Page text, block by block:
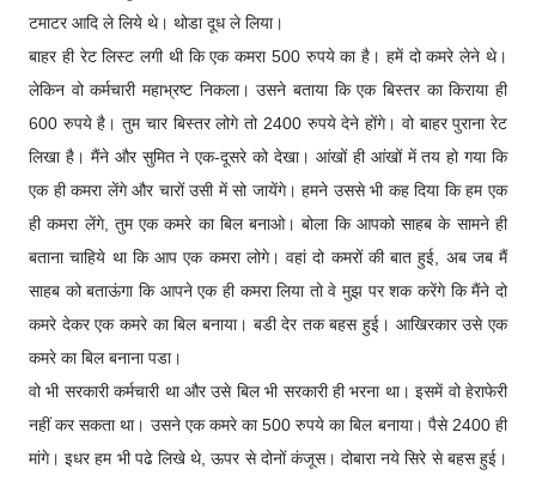
टमाटर आदि ले लिये थे। थोडा दूध ले लिया।
बाहर ही रेट लिस्ट लगी थी कि एक कमरा 500 रुपये का है। हमें दो कमरे लेने थे।
लेकिन वो कर्मचारी महाभ्रष्ट निकला। उसने बताया कि एक बिस्तर का किराया ही
600 रुपये है। तुम चार बिस्तर लोगे तो 2400 रुपये देने होंगे। वो बाहर पुराना रेट
लिखा है। मैंने और सुमित ने एक-दूसरे को देखा। आंखों ही आंखों में तय हो गया कि
एक ही कमरा लेंगे और चारों उसी में सो जायेंगे। हमने उससे भी कह दिया कि हम एक
ही कमरा लेंगे, तुम एक कमरे का बिल बनाओ। बोला कि आपको साहब के सामने ही
बताना चाहिये था कि आप एक कमरा लोगे। वहां दो कमरों की बात हुई, अब जब मैं
साहब को बताऊंगा कि आपने एक ही कमरा लिया तो वे मुझ पर शक करेंगे कि मैंने दो
कमरे देकर एक कमरे का बिल बनाया। बडी देर तक बहस हुई। आखिरकार उसे एक
कमरे का बिल बनाना पडा।
वो भी सरकारी कर्मचारी था और उसे बिल भी सरकारी ही भरना था। इसमें वो हेराफेरी
नहीं कर सकता था। उसने एक कमरे का 500 रुपये का बिल बनाया। पैसे 2400 ही
मांगे। इधर हम भी पढे लिखे थे, ऊपर से दोनों कंजूस। दोबारा नये सिरे से बहस हुई।